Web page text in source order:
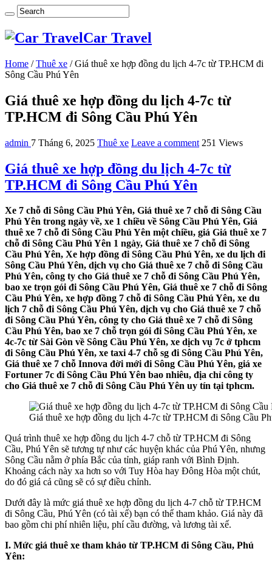
Car Travel
Home / Thuê xe / Giá thuê xe hợp đồng du lịch 4-7c từ TP.HCM đi
Sông Cầu Phú Yên
Giá thuê xe hợp đồng du lịch 4-7c từ
TP.HCM đi Sông Cầu Phú Yên
admin 7 Tháng 6, 2025 Thuê xe Leave a comment 251 Views
Giá thuê xe hợp đồng du lịch 4-7c từ
TP.HCM đi Sông Cầu Phú Yên
Xe 7 chỗ đi Sông Cầu Phú Yên, Giá thuê xe 7 chỗ đi Sông Cầu
Phú Yên trong ngày về, xe 1 chiều về Sông Cầu Phú Yên, Giá
thuê xe 7 chỗ đi Sông Cầu Phú Yên một chiều, giá Giá thuê xe 7
chỗ đi Sông Cầu Phú Yên 1 ngày, Giá thuê xe 7 chỗ đi Sông
Cầu Phú Yên, Xe hợp đồng đi Sông Cầu Phú Yên, xe du lịch đi
Sông Cầu Phú Yên, dịch vụ cho Giá thuê xe 7 chỗ đi Sông Cầu
Phú Yên, công ty cho Giá thuê xe 7 chỗ đi Sông Cầu Phú Yên,
bao xe trọn gói đi Sông Cầu Phú Yên, Giá thuê xe 7 chỗ đi Sông
Cầu Phú Yên, xe hợp đồng 7 chỗ đi Sông Cầu Phú Yên, xe du
lịch 7 chỗ đi Sông Cầu Phú Yên, dịch vụ cho Giá thuê xe 7 chỗ
đi Sông Cầu Phú Yên, công ty cho Giá thuê xe 7 chỗ đi Sông
Cầu Phú Yên, bao xe 7 chỗ trọn gói đi Sông Cầu Phú Yên, xe
4c-7c từ Sài Gòn về Sông Cầu Phú Yên, xe dịch vụ 7c ở tphcm
đi Sông Cầu Phú Yên, xe taxi 4-7 chỗ sg đi Sông Cầu Phú Yên,
Giá thuê xe 7 chỗ Innova đời mới đi Sông Cầu Phú Yên, giá xe
Fortuner 7c đi Sông Cầu Phú Yên bao nhiêu, địa chỉ công ty
cho Giá thuê xe 7 chỗ đi Sông Cầu Phú Yên uy tín tại tphcm.
Giá thuê xe hợp đồng du lịch 4-7c từ TP.HCM đi Sông Cầu
Quá trình thuê xe hợp đồng du lịch 4-7 chỗ từ TP.HCM đi Sông
Cầu, Phú Yên sẽ tương tự như các huyện khác của Phú Yên, nhưng
Sông Cầu nằm ở phía Bắc của tỉnh, giáp ranh với Bình Định.
Khoảng cách này xa hơn so với Tuy Hòa hay Đông Hòa một chút,
do đó giá cả cũng sẽ có sự điều chỉnh.
Dưới đây là mức giá thuê xe hợp đồng du lịch 4-7 chỗ từ TP.HCM
đi Sông Cầu, Phú Yên (có tài xế) bạn có thể tham khảo. Giá này đã
bao gồm chi phí nhiên liệu, phí cầu đường, và lương tài xế.
I. Mức giá thuê xe tham khảo từ TP.HCM đi Sông Cầu, Phú
Yên: